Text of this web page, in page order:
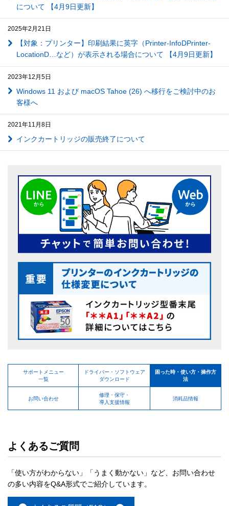
について 【4月9日更新】
2025年2月21日
【対象：プリンター】印刷結果に英字（Printer-InfoDPrinter-
LocationD…など）が表示される場合について 【4月9日更新】
2023年12月5日
Windows 11 および macOS Tahoe (26) へ移行をご検討中のお
客様へ
2021年11月8日
インクカートリッジの販売終了について
サポートメニュー
一覧
ドライバー・ソフトウェア
ダウンロード
困った時・使い方・操作方
法
お問い合わせ
修理・保守・
導入支援情報
消耗品情報
よくあるご質問
「使い方がわからない」「うまく動かない」など、お問い合わせ
の多い内容をQ&A形式でご紹介しています。